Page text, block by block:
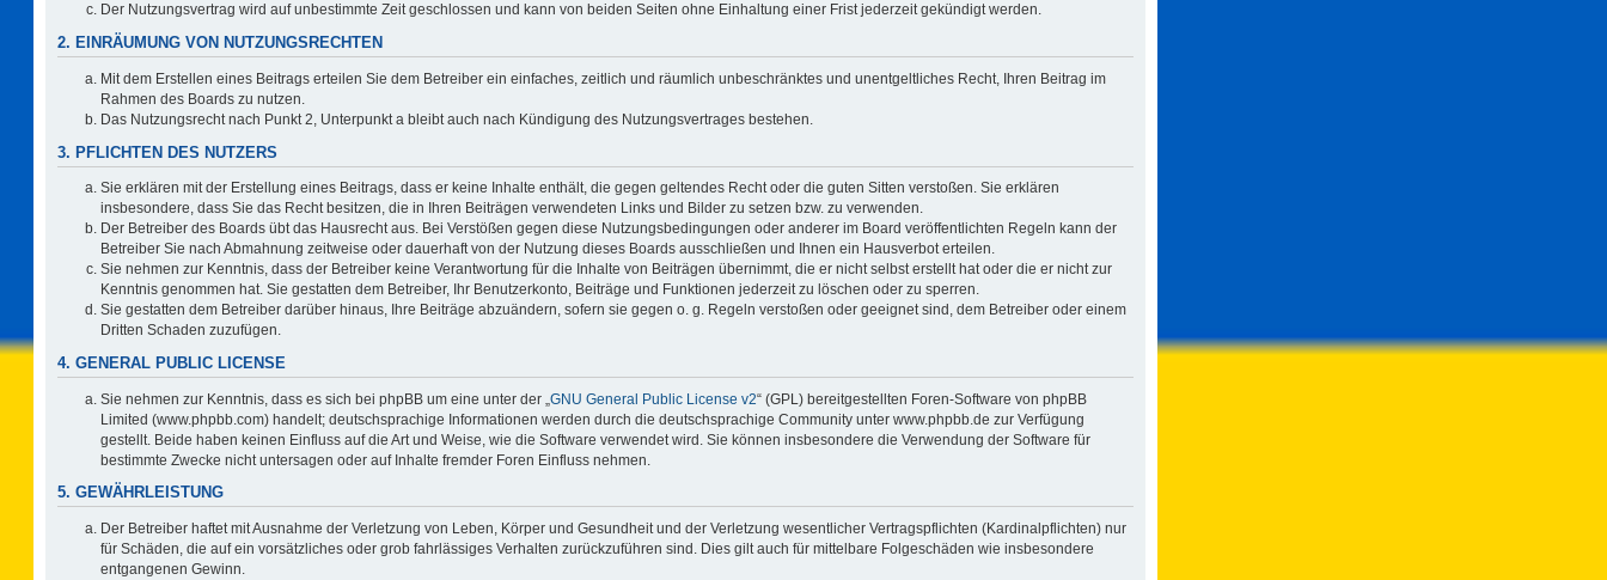
Der Nutzungsvertrag wird auf unbestimmte Zeit geschlossen und kann von beiden Seiten ohne Einhaltung einer Frist jederzeit gekündigt werden.
2. EINRÄUMUNG VON NUTZUNGSRECHTEN
Mit dem Erstellen eines Beitrags erteilen Sie dem Betreiber ein einfaches, zeitlich und räumlich unbeschränktes und unentgeltliches Recht, Ihren Beitrag im
Rahmen des Boards zu nutzen.
Das Nutzungsrecht nach Punkt 2, Unterpunkt a bleibt auch nach Kündigung des Nutzungsvertrages bestehen.
3. PFLICHTEN DES NUTZERS
Sie erklären mit der Erstellung eines Beitrags, dass er keine Inhalte enthält, die gegen geltendes Recht oder die guten Sitten verstoßen. Sie erklären
insbesondere, dass Sie das Recht besitzen, die in Ihren Beiträgen verwendeten Links und Bilder zu setzen bzw. zu verwenden.
Der Betreiber des Boards übt das Hausrecht aus. Bei Verstößen gegen diese Nutzungsbedingungen oder anderer im Board veröffentlichten Regeln kann der
Betreiber Sie nach Abmahnung zeitweise oder dauerhaft von der Nutzung dieses Boards ausschließen und Ihnen ein Hausverbot erteilen.
Sie nehmen zur Kenntnis, dass der Betreiber keine Verantwortung für die Inhalte von Beiträgen übernimmt, die er nicht selbst erstellt hat oder die er nicht zur
Kenntnis genommen hat. Sie gestatten dem Betreiber, Ihr Benutzerkonto, Beiträge und Funktionen jederzeit zu löschen oder zu sperren.
Sie gestatten dem Betreiber darüber hinaus, Ihre Beiträge abzuändern, sofern sie gegen o. g. Regeln verstoßen oder geeignet sind, dem Betreiber oder einem
Dritten Schaden zuzufügen.
4. GENERAL PUBLIC LICENSE
Sie nehmen zur Kenntnis, dass es sich bei phpBB um eine unter der „ GNU General Public License v2“ (GPL) bereitgestellten Foren-Software von phpBB
Limited (www.phpbb.com) handelt; deutschsprachige Informationen werden durch die deutschsprachige Community unter www.phpbb.de zur Verfügung
gestellt. Beide haben keinen Einfluss auf die Art und Weise, wie die Software verwendet wird. Sie können insbesondere die Verwendung der Software für
bestimmte Zwecke nicht untersagen oder auf Inhalte fremder Foren Einfluss nehmen.
5. GEWÄHRLEISTUNG
Der Betreiber haftet mit Ausnahme der Verletzung von Leben, Körper und Gesundheit und der Verletzung wesentlicher Vertragspflichten (Kardinalpflichten) nur
für Schäden, die auf ein vorsätzliches oder grob fahrlässiges Verhalten zurückzuführen sind. Dies gilt auch für mittelbare Folgeschäden wie insbesondere
entgangenen Gewinn.